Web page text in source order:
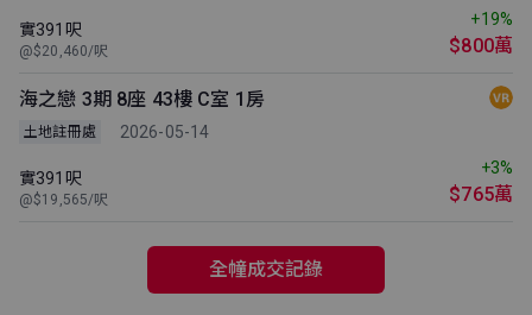
實391呎
@$20,460/呎
+19%
$800萬
海之戀 3期 8座 43樓 C室 1房
土地註冊處 2026-05-14
實391呎
@$19,565/呎
+3%
$765萬
全幢成交記錄